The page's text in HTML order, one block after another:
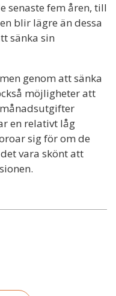
senaste fem åren, till
blir lägre än dessa
sänka sin
genom att sänka
möjligheter att
en relativt låg
sig för om de
vara skönt att